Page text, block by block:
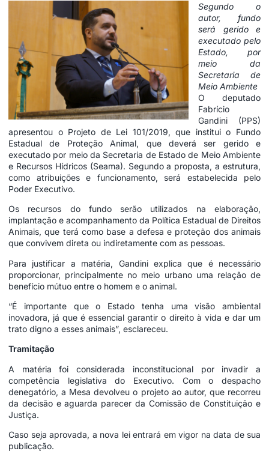
Segundo o
autor, fundo
será gerido e
executado pelo
Estado, por
meio da
Secretaria de
Meio Ambiente
O deputado
Fabrício
Gandini (PPS)
apresentou o Projeto de Lei 101/2019, que institui o Fundo
Estadual de Proteção Animal, que deverá ser gerido e
executado por meio da Secretaria de Estado de Meio Ambiente
e Recursos Hídricos (Seama). Segundo a proposta, a estrutura,
como atribuições e funcionamento, será estabelecida pelo
Poder Executivo.
Os recursos do fundo serão utilizados na elaboração,
implantação e acompanhamento da Política Estadual de Direitos
Animais, que terá como base a defesa e proteção dos animais
que convivem direta ou indiretamente com as pessoas.
Para justificar a matéria, Gandini explica que é necessário
proporcionar, principalmente no meio urbano uma relação de
benefício mútuo entre o homem e o animal.
“É importante que o Estado tenha uma visão ambiental
inovadora, já que é essencial garantir o direito à vida e dar um
trato digno a esses animais”, esclareceu.
Tramitação
A matéria foi considerada inconstitucional por invadir a
competência legislativa do Executivo. Com o despacho
denegatório, a Mesa devolveu o projeto ao autor, que recorreu
da decisão e aguarda parecer da Comissão de Constituição e
Justiça.
Caso seja aprovada, a nova lei entrará em vigor na data de sua
publicação.